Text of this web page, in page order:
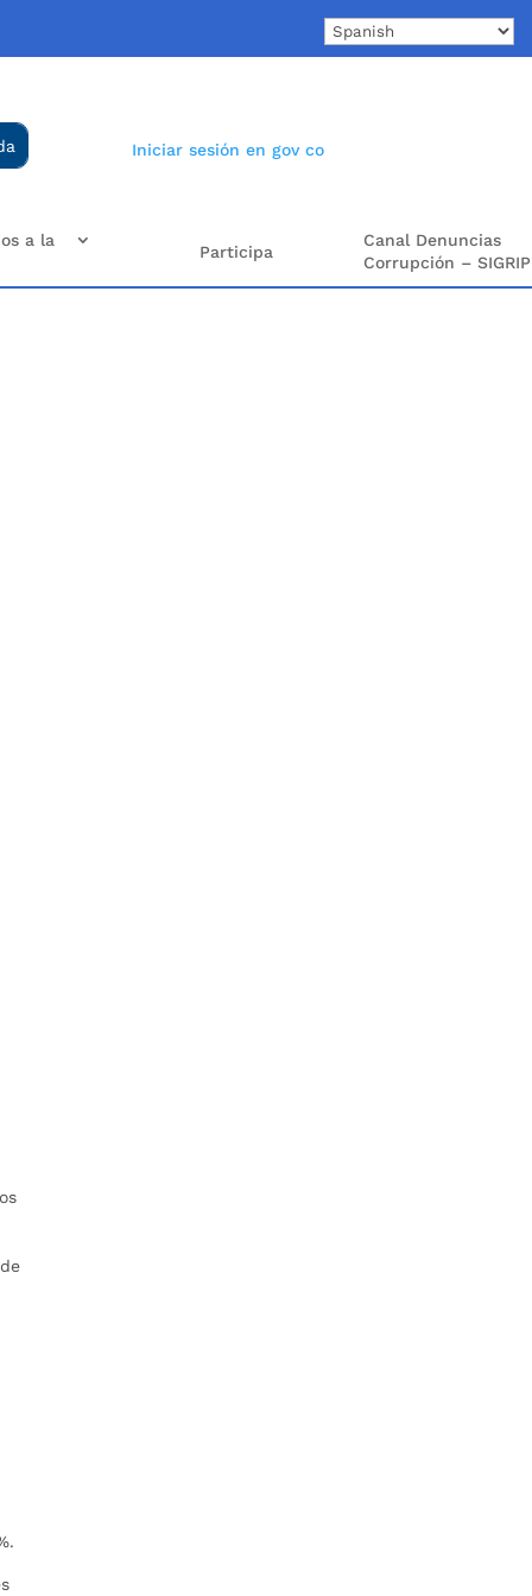
Iniciar sesión en gov co
a la
Participa
Canal Denuncias
Corrupción – SIGRIP